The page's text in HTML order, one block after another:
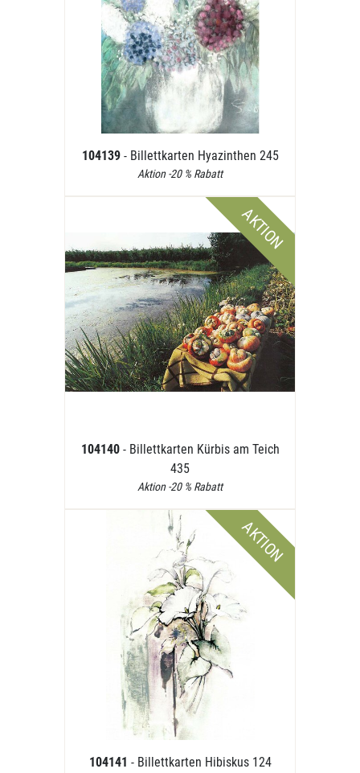
104139 - Billettkarten Hyazinthen 245
Aktion -20 % Rabatt
AKTION
104140 - Billettkarten Kürbis am Teich
435
Aktion -20 % Rabatt
AKTION
104141 - Billettkarten Hibiskus 124